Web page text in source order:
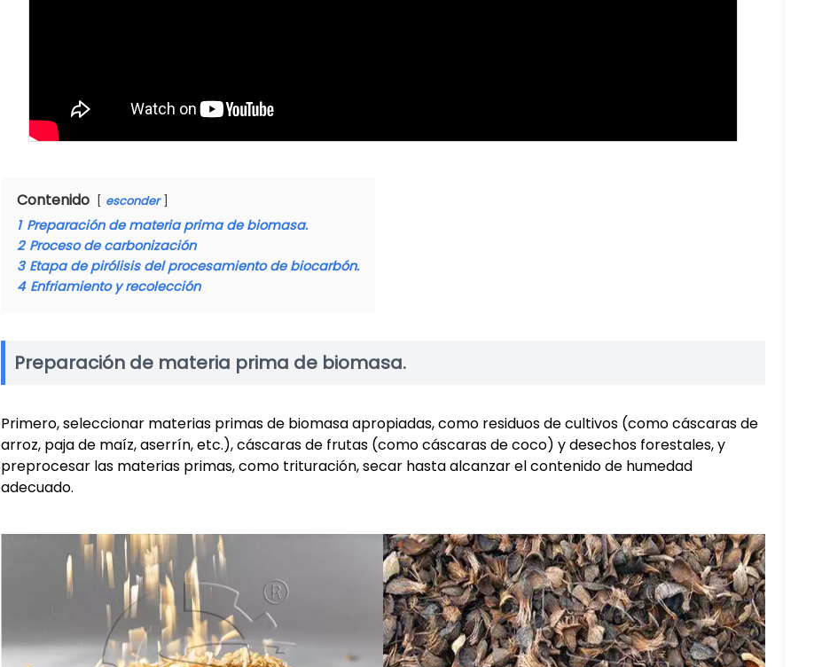
Contenido esconder
1 Preparación de materia prima de biomasa.
2 Proceso de carbonización
3 Etapa de pirólisis del procesamiento de biocarbón.
4 Enfriamiento y recolección
Preparación de materia prima de biomasa.
Primero, seleccionar materias primas de biomasa apropiadas, como residuos de cultivos (como cáscaras de
arroz, paja de maíz, aserrín, etc.), cáscaras de frutas (como cáscaras de coco) y desechos forestales, y
preprocesar las materias primas, como trituración, secar hasta alcanzar el contenido de humedad
adecuado.